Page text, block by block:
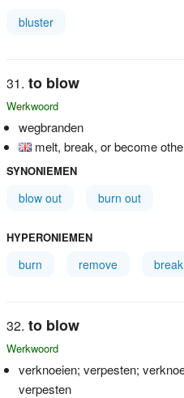
bluster
to blow
Werkwoord
wegbranden
melt, break, or become
SYNONIEMEN
blow out burn out
HYPERONIEMEN
burn remove break
to blow
Werkwoord
verknoeien; verpesten;
verpesten